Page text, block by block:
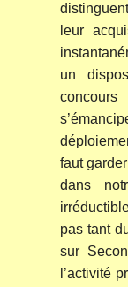
leur
un
faut
dans
pas tant
sur
l’activité